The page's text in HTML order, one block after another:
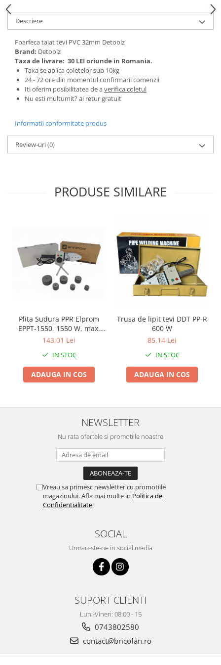
Tractoraș de tuns gazonul
Zootehnie
Incubatoare, oparitoare si
deplumatoare
Echipamente pentru animale
Aparate de tuns animale
Piese si accesorii aparate de tuns
animale
Tarcuri animale
Masini batut stalpi si accesorii
Roabe & accesorii
Corturi, Prelate si plase de
Teascuri
Zdrobitoare electrice
Zdrobitoare electrice & manuale
Zdrobitoare manuale
Articole antidaunatori gradina
Sere si solarii
Suflante si aspiratoare exterior
Unelte manuale de gradina -
Masini de maturat manuale
Masini batut stalpi
Pentru Casa si Camping
Aragaze, plite, piese butelii de
Accesorii aragaze & butelii
Iluminat & electrice
Prelungitoare & cabluri electrice
Descriere
Foarfeca taiat tevi PVC 32mm Detoolz
Brand: Detoolz
Taxa de livrare: 30 LEI oriunde in Romania.
Taxa se aplica coletelor sub 10kg
24 - 72 ore din momentul confirmarii comenzii
Iti oferim posibilitatea de averifica coletul
Nu esti multumit? ai retur gratuit
Informatii conformitate produs
Review-uri(0)
PRODUSE SIMILARE
Plita Sudura PPR Elprom
EPPT-1550, 1550 W, max.
300 grade Celsius, 10 min
143,01 Lei
IN STOC
ADAUGA IN COS
Trusa de lipit tevi DDT PP-R
600 W
85,14 Lei
IN STOC
ADAUGA IN COS
NEWSLETTER
Nu rata ofertele si promotiile noastre
Vreau sa primesc newsletter cu promotiile
magazinului. Afla mai multe in Politica de
Confidentialitate
SOCIAL
Urmareste-ne in social media
SUPORT CLIENTI
Luni-Vineri: 08:00 - 15
0743802580
contact@bricofan.ro